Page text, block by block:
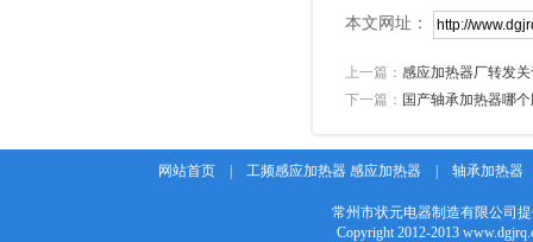
本文网址：
上一篇： 感应加热器厂转发
下一篇： 国产轴承加热器哪
网站首页 工频感应加热器 感应加热器 轴承加热器
常州市状元电器制造有限公司
Copyright 2012-2013